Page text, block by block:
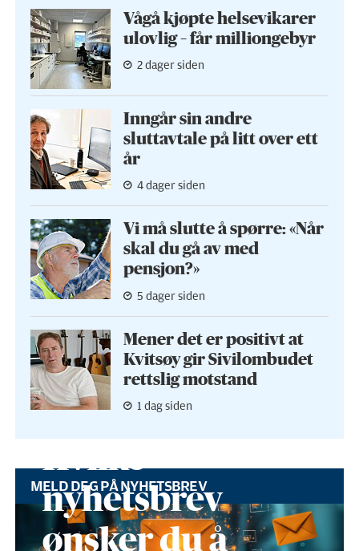
Vågå kjøpte helse­vikarer
ulovlig – får milliongebyr
2 dager siden
Inngår sin andre
sluttavtale på litt over ett
år
4 dager siden
Vi må slutte å spørre: «Når
skal du gå av med
pensjon?»
5 dager siden
Mener det er positivt at
Kvitsøy gir Sivilombudet
rettslig motstand
1 dag siden
MELD DEG PÅ NYHETSBREV
Hvilke
nyhetsbrev
ønsker du å